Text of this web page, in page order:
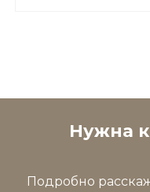
Нужна
Подробно